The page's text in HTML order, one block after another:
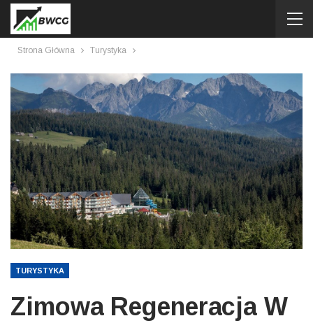
Strona Główna Turystyka
TURYSTYKA
Zimowa Regeneracja W